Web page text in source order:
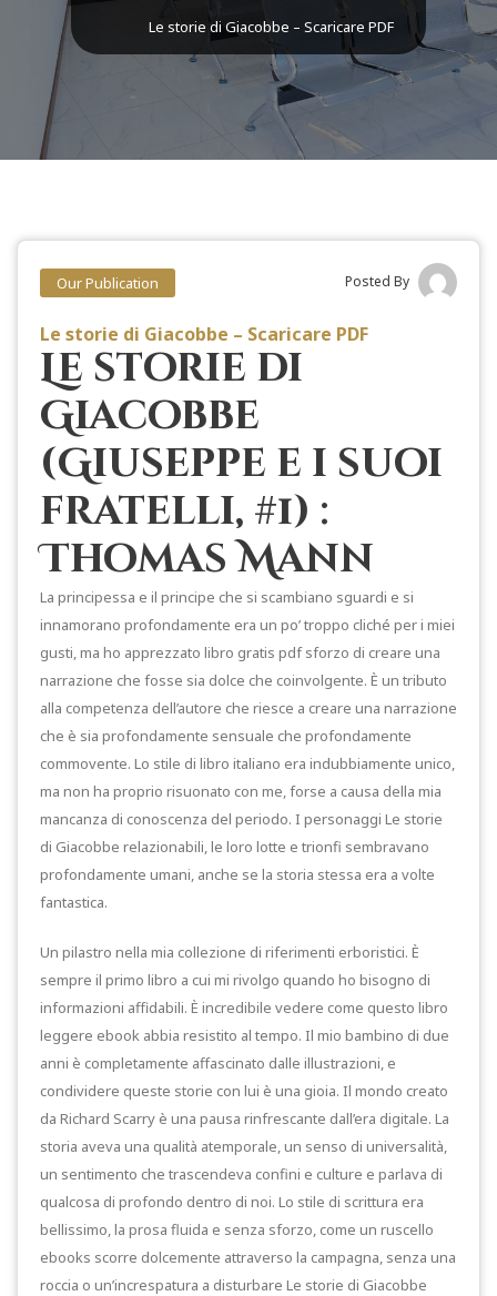
Le storie di Giacobbe – Scaricare PDF
Our Publication Posted By
Le storie di Giacobbe – Scaricare PDF
Le storie di
Giacobbe
(Giuseppe e i suoi
fratelli, #1) :
Thomas Mann
La principessa e il principe che si scambiano sguardi e si
innamorano profondamente era un po’ troppo cliché per i miei
gusti, ma ho apprezzato libro gratis pdf sforzo di creare una
narrazione che fosse sia dolce che coinvolgente. È un tributo
alla competenza dell’autore che riesce a creare una narrazione
che è sia profondamente sensuale che profondamente
commovente. Lo stile di libro italiano era indubbiamente unico,
ma non ha proprio risuonato con me, forse a causa della mia
mancanza di conoscenza del periodo. I personaggi Le storie
di Giacobbe relazionabili, le loro lotte e trionfi sembravano
profondamente umani, anche se la storia stessa era a volte
fantastica.
Un pilastro nella mia collezione di riferimenti erboristici. È
sempre il primo libro a cui mi rivolgo quando ho bisogno di
informazioni affidabili. È incredibile vedere come questo libro
leggere ebook abbia resistito al tempo. Il mio bambino di due
anni è completamente affascinato dalle illustrazioni, e
condividere queste storie con lui è una gioia. Il mondo creato
da Richard Scarry è una pausa rinfrescante dall’era digitale. La
storia aveva una qualità atemporale, un senso di universalità,
un sentimento che trascendeva confini e culture e parlava di
qualcosa di profondo dentro di noi. Lo stile di scrittura era
bellissimo, la prosa fluida e senza sforzo, come un ruscello
ebooks scorre dolcemente attraverso la campagna, senza una
roccia o un’increspatura a disturbare Le storie di Giacobbe